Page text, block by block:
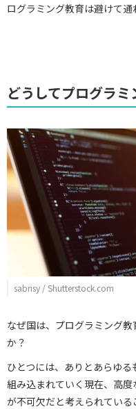
ログラミング教育は避けて通
どうしてプログラミ
sabrisy / Shutterstock.com
なぜ国は、プログラミング
か？
ひとつには、ありとあらゆ
組み込まれていく現在、高
が不可欠だと考えられている